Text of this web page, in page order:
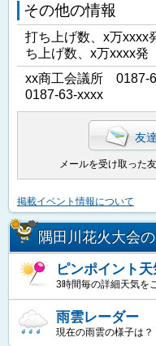
その他の情報
打ち上げ数、x万
ち上げ数、x万xxxx発
xx商工会議所 0187-
0187-63-xxxx
友
メールを受け取った
掲載イベント情報について
隅田川花火大会
ピンポイント天
3時間毎の詳細天気を
雨雲レーダー
現在の雨雲の様子は？